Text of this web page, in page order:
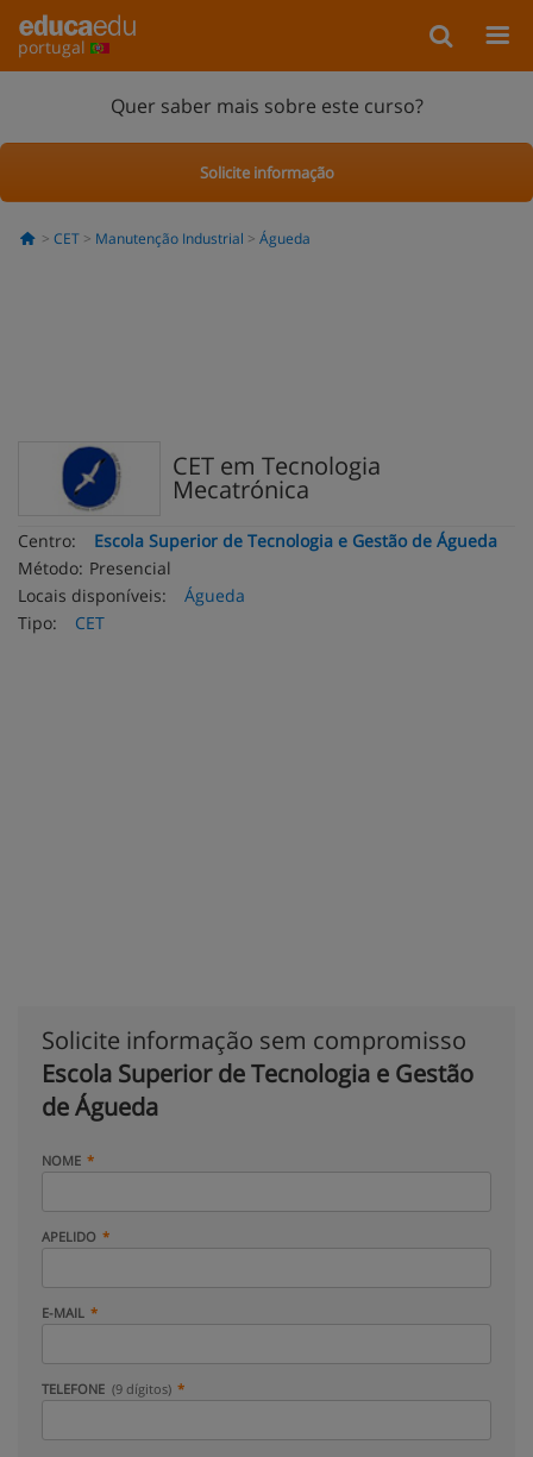
portugal
Quer saber mais sobre este curso?
Solicite informação
CET Manutenção Industrial Águeda
CET em Tecnologia
Mecatrónica
Centro:
Escola Superior de Tecnologia e Gestão de Águeda
Método: Presencial
Locais disponíveis:
Águeda
Tipo:
CET
Solicite informação sem compromisso
Escola Superior de Tecnologia e Gestão
de Águeda
NOME
APELIDO
E-MAIL
TELEFONE (9 dígitos)